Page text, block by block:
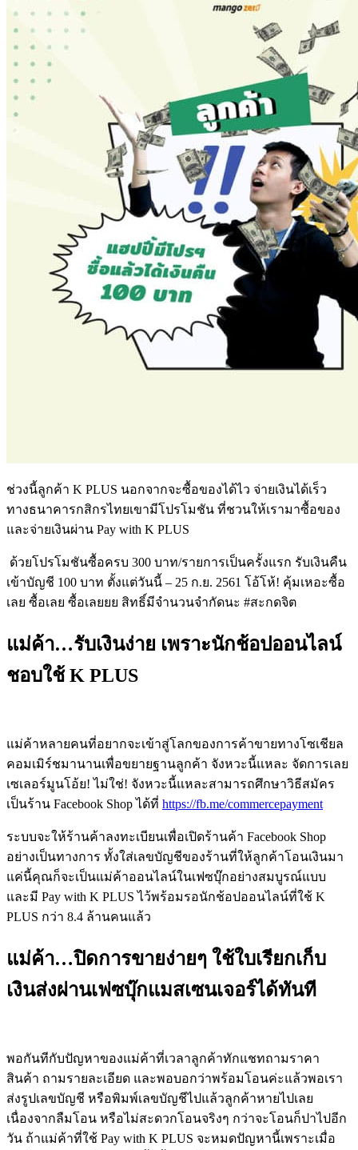
ช่วงนี้ลูกค้า K PLUS นอกจากจะซื้อของได้ไว จ่ายเงินได้เร็ว
ทางธนาคารกสิกรไทยเขามีโปรโมชัน ที่ชวนให้เรามาซื้อของ
และจ่ายเงินผ่าน Pay with K PLUS
ด้วยโปรโมชันซื้อครบ 300 บาท/รายการเป็นครั้งแรก รับเงินคืน
เข้าบัญชี 100 บาท ตั้งแต่วันนี้ – 25 ก.ย. 2561 โอ้โห้! คุ้มเหอะซื้อ
เลย ซื้อเลย ซื้อเลยยย สิทธิ์มีจำนวนจำกัดนะ #สะกดจิต
แม่ค้า…รับเงินง่าย เพราะนักช้อปออนไลน์
ชอบใช้ K PLUS
แม่ค้าหลายคนที่อยากจะเข้าสู่โลกของการค้าขายทางโซเชียล
คอมเมิร์ชมานานเพื่อขยายฐานลูกค้า จังหวะนี้แหละ จัดการเลย
เซเลอร์มูนโอ้ย!ไม่ใช่! จังหวะนี้แหละสามารถศึกษาวิธีสมัคร
เป็นร้าน Facebook Shopได้ที่ https://fb.me/commercepayment
ระบบจะให้ร้านค้าลงทะเบียนเพื่อเปิดร้านค้า Facebook Shop
อย่างเป็นทางการ ทั้งใส่เลขบัญชีของร้านที่ให้ลูกค้าโอนเงินมา
แค่นี้คุณก็จะเป็นแม่ค้าออนไลน์ในเฟซบุ๊กอย่างสมบูรณ์แบบ
และมี Pay with K PLUSไว้พร้อมรอนักช้อปออนไลน์ที่ใช้ K
PLUS กว่า 8.4 ล้านคนแล้ว
แม่ค้า…ปิดการขายง่ายๆ ใช้ใบเรียกเก็บ
เงินส่งผ่านเฟซบุ๊กแมสเซนเจอร์ได้ทันที
พอกันทีกับปัญหาของแม่ค้าที่เวลาลูกค้าทักแชทถามราคา
สินค้า ถามรายละเอียด และพอบอกว่าพร้อมโอนค่ะแล้วพอเรา
ส่งรูปเลขบัญชี หรือพิมพ์เลขบัญชีไปแล้วลูกค้าหายไปเลย
เนื่องจากลืมโอน หรือไม่สะดวกโอนจริงๆ กว่าจะโอนก็ปาไปอีก
วัน ถ้าแม่ค้าที่ใช้ Pay with K PLUS จะหมดปัญหานี้เพราะเมื่อ